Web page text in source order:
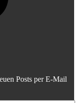
Posts per E-Mail